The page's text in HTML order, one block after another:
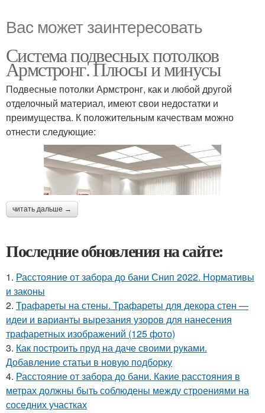
Вас может заинтересовать
Система подвесных потолков
Армстронг. Плюсы и минусы
Подвесные потолки Армстронг, как и любой другой
отделочный материал, имеют свои недостатки и
преимущества. К положительным качествам можно
отнести следующие:
читать дальше →
Последние обновления на сайте:
1. Расстояние от забора до бани Снип 2022. Нормативы
и законы
2. Трафареты на стены. Трафареты для декора стен —
идеи и варианты вырезания узоров для нанесения
трафаретных изображений (125 фото)
3. Как построить пруд на даче своими руками.
Добавление статьи в новую подборку
4. Расстояние от забора до бани. Какие расстояния в
метрах должны быть соблюдены между строениями на
соседних участках